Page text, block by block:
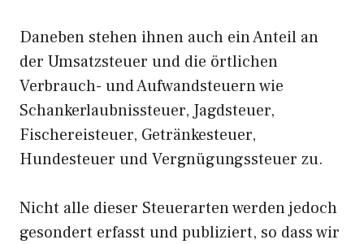
Daneben stehen ihnen auch ein Anteil an
der Umsatzsteuer und die örtlichen
Verbrauch- und Aufwandsteuern wie
Schankerlaubnissteuer, Jagdsteuer,
Fischereisteuer, Getränkesteuer,
Hundesteuer und Vergnügungssteuer zu.
Nicht alle dieser Steuerarten werden jedoch
gesondert erfasst und publiziert, so dass wir